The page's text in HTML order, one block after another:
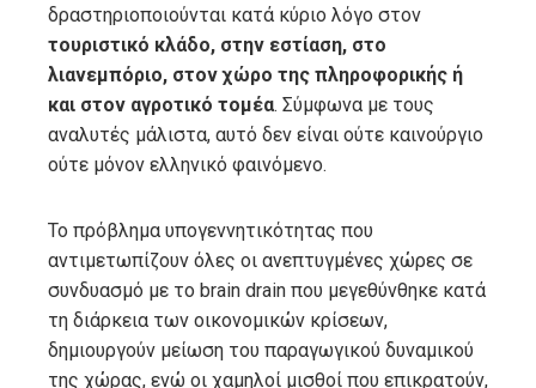
δραστηριοποιούνται κατά κύριο λόγο στον
τουριστικό κλάδο, στην εστίαση, στο
λιανεμπόριο, στον χώρο της πληροφορικής ή
και στον αγροτικό τομέα. Σύμφωνα με τους
αναλυτές μάλιστα, αυτό δεν είναι ούτε καινούργιο
ούτε μόνον ελληνικό φαινόμενο.
Το πρόβλημα υπογεννητικότητας που
αντιμετωπίζουν όλες οι ανεπτυγμένες χώρες σε
συνδυασμό με το brain drain που μεγεθύνθηκε κατά
τη διάρκεια των οικονομικών κρίσεων,
δημιουργούν μείωση του παραγωγικού δυναμικού
της χώρας, ενώ οι χαμηλοί μισθοί που επικρατούν,